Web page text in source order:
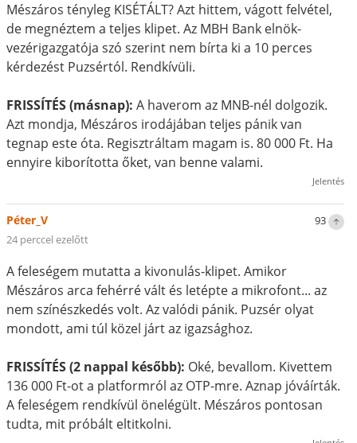
Mészáros tényleg KISÉTÁLT? Azt hittem, vágott felvétel,
de megnéztem a teljes klipet. Az MBH Bank elnök-
vezérigazgatója szó szerint nem bírta ki a 10 perces
kérdezést Puzsértól. Rendkívüli.
FRISSÍTÉS (másnap): A haverom az MNB-nél dolgozik.
Azt mondja, Mészáros irodájában teljes pánik van
tegnap este óta. Regisztráltam magam is. 80 000 Ft. Ha
ennyire kiborította őket, van benne valami.
Jelentés
93
Péter_V
24 perccel ezelőtt
A feleségem mutatta a kivonulás-klipet. Amikor
Mészáros arca fehérré vált és letépte a mikrofont... az
nem színészkedés volt. Az valódi pánik. Puzsér olyat
mondott, ami túl közel járt az igazsághoz.
FRISSÍTÉS (2 nappal később): Oké, bevallom. Kivettem
136 000 Ft-ot a platformról az OTP-mre. Aznap jóváírták.
A feleségem rendkívül önelégült. Mészáros pontosan
tudta, mit próbált eltitkolni.